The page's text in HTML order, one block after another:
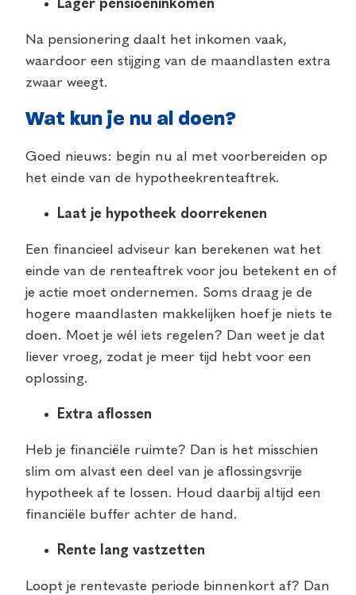
Lager pensioeninkomen
Na pensionering daalt het inkomen vaak,
waardoor een stijging van de maandlasten extra
zwaar weegt.
Wat kun je nu al doen?
Goed nieuws: begin nu al met voorbereiden op
het einde van de hypotheekrenteaftrek.
Laat je hypotheek doorrekenen
Een financieel adviseur kan berekenen wat het
einde van de renteaftrek voor jou betekent en of
je actie moet ondernemen. Soms draag je de
hogere maandlasten makkelijken hoef je niets te
doen. Moet je wél iets regelen? Dan weet je dat
liever vroeg, zodat je meer tijd hebt voor een
oplossing.
Extra aflossen
Heb je financiële ruimte? Dan is het misschien
slim om alvast een deel van je aflossingsvrije
hypotheek af te lossen. Houd daarbij altijd een
financiële buffer achter de hand.
Rente lang vastzetten
Loopt je rentevaste periode binnenkort af? Dan